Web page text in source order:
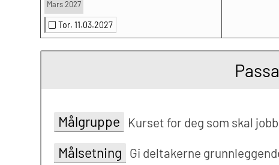
Mars 2027
Tor. 11.03.2027
Målgruppe Kurset for deg som skal
Målsetning Gi deltakerne